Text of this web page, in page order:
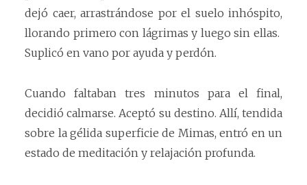
dejó caer, arrastrándose por el suelo inhóspito,
llorando primero con lágrimas y luego sin ellas.
Suplicó en vano por ayuda y perdón.
Cuando faltaban tres minutos para el final,
decidió calmarse. Aceptó su destino. Allí, tendida
sobre la gélida superficie de Mimas, entró en un
estado de meditación y relajación profunda.